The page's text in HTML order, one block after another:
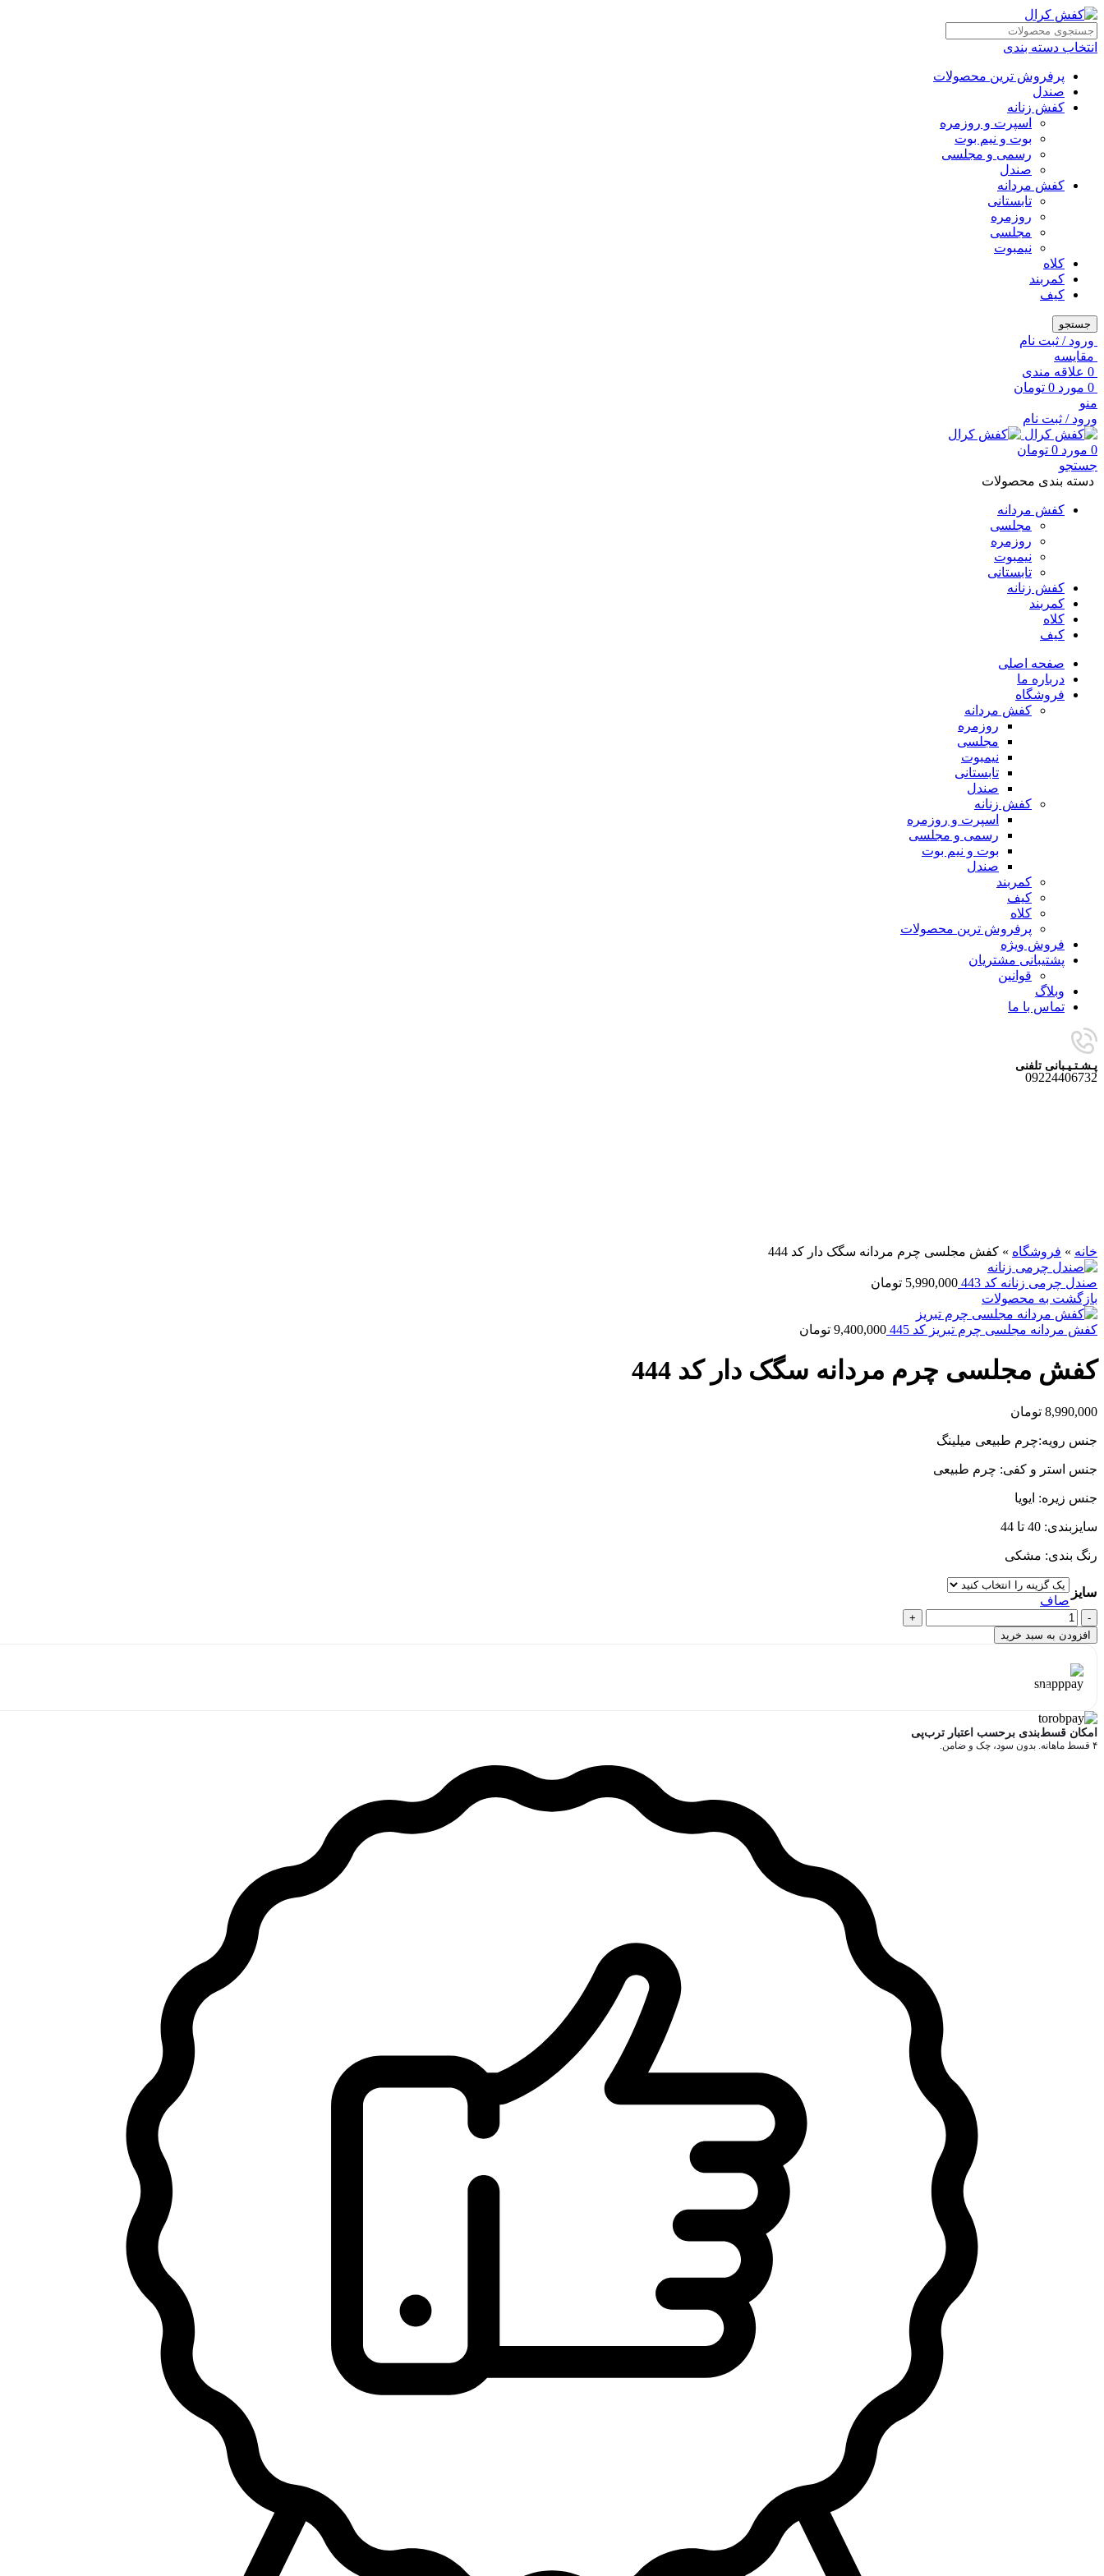
انتخاب دسته بندی
پرفروش ترین محصولات
صندل
کفش زنانه
اسپرت و روزمره
بوت و نیم بوت
رسمی و مجلسی
صندل
کفش مردانه
تابستانی
روزمره
مجلسی
نیمبوت
کلاه
کمربند
کیف
جستجو
ورود / ثبت نام
مقايسه
0 علاقه مندی
0 مورد 0 تومان
منو
ورود / ثبت نام
0 مورد 0 تومان
جستجو
دسته بندی محصولات
کفش مردانه
مجلسی
روزمره
نیمبوت
تابستانی
کفش زنانه
کمربند
کلاه
کیف
صفحه اصلی
درباره ما
فروشگاه
کفش مردانه
روزمره
مجلسی
نیمبوت
تابستانی
صندل
کفش زنانه
اسپرت و روزمره
رسمی و مجلسی
بوت و نیم بوت
صندل
کمربند
کیف
کلاه
پرفروش ترین محصولات
فروش ویژه
پشتیبانی مشتریان
قوانین
وبلاگ
تماس با ما
پـشـتـیـبانی تلفنی
09224406732
خانه » فروشگاه » کفش مجلسی چرم مردانه سگک دار کد 444
صندل چرمی زنانه کد 443 5,990,000 تومان
بازگشت به محصولات
کفش مردانه مجلسی چرم تبریز کد 445 9,400,000 تومان
کفش مجلسی چرم مردانه سگک دار کد 444
8,990,000 تومان
جنس رویه:چرم طبیعی میلینگ
جنس استر و کفی: چرم طبیعی
جنس زیره: ایویا
سایزبندی: 40 تا 44
رنگ بندی: مشکی
سایز
صاف
کفش
مجلسی
چرم
مردانه
سگک
دار
444
عدد
افزودن به سبد خرید
۴ قسط ماهانه. بدون سود، چک و ضامن.
امکان قسط‌بندی برحسب اعتبار ترب‌پی
۴ قسط ماهانه. بدون سود، چک و ضامن.